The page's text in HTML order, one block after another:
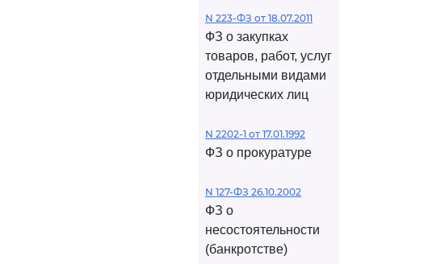
N 223-ФЗ от 18.07.2011
ФЗ о закупках
товаров, работ, услуг
отдельными видами
юридических лиц
N 2202-1 от 17.01.1992
ФЗ о прокуратуре
N 127-ФЗ 26.10.2002
ФЗ о
несостоятельности
(банкротстве)